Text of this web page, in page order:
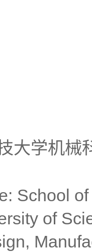
大学机械
School
of